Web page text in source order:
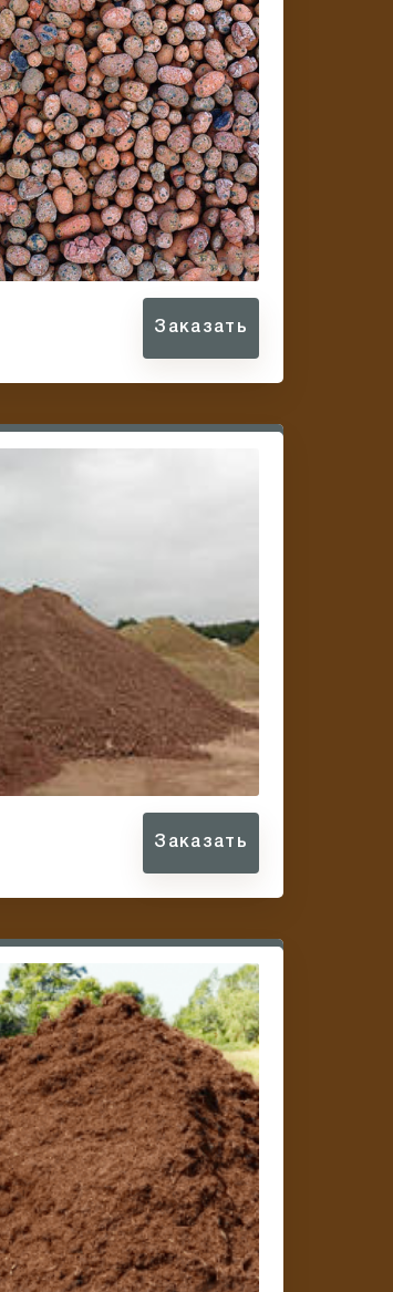
Заказать
Заказать